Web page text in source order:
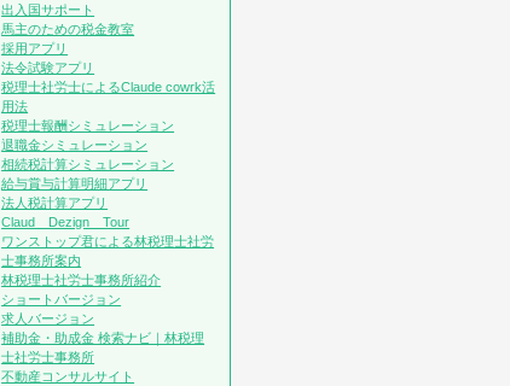
出入国サポート
馬主のための税金教室
採用アプリ
法令試験アプリ
税理士社労士によるClaude cowrk活
用法
税理士報酬シミュレーション
退職金シミュレーション
相続税計算シミュレーション
給与賞与計算明細アプリ
法人税計算アプリ
Claud Dezign Tour
ワンストップ君による林税理士社労
士事務所案内
林税理士社労士事務所紹介
ショートバージョン
求人バージョン
補助金・助成金 検索ナビ｜林税理
士社労士事務所
不動産コンサルサイト